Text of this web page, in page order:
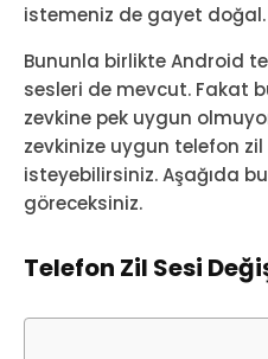
istemeniz de gayet doğal.
Bununla birlikte Android
sesleri de mevcut. Fakat
zevkine pek uygun
zevkinize uygun telefon
isteyebilirsiniz. Aşağıda
göreceksiniz.
Telefon Zil Sesi